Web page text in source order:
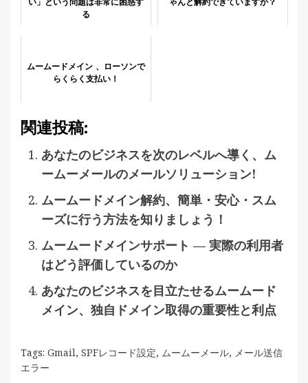
る
ムームードメイン 、ローソンで
らくらく支払い！
関連投稿:
あなたのビジネスを次のレベルへ導く、ム
ームーメールのメールソリューション!
ムームードメイン解約、簡単・安心・スム
ーズに行う方法を知りましょう！
ムームードメインサポート — 実際の利用者
はどう評価しているのか
あなたのビジネスを目立たせるムームード
メイン、独自ドメイン取得の重要性と利点
Tags: Gmail, SPFレコード設定, ムームーメール, メール送信
エラー